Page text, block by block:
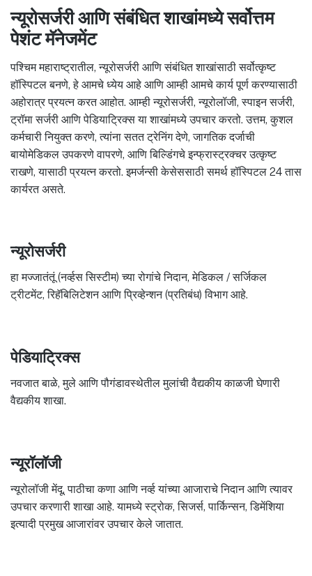
न्यूरोसर्जरी आणि संबंधित शाखांमध्ये सर्वोत्तम
पेशंट मॅनेजमेंट
पश्चिम महाराष्ट्रातील, न्यूरोसर्जरी आणि संबंधित शाखांसाठी सर्वोत्कृष्ट
हॉस्पिटल बनणे, हे आमचे ध्येय आहे आणि आम्ही आमचे कार्य पूर्ण करण्यासाठी
अहोरात्र प्रयत्न करत आहोत. आम्ही न्यूरोसर्जरी, न्यूरोलॉजी, स्पाइन सर्जरी,
ट्रॉमा सर्जरी आणि पेडियाट्रिक्स या शाखांमध्ये उपचार करतो. उत्तम, कुशल
कर्मचारी नियुक्त करणे, त्यांना सतत ट्रेनिंग देणे, जागतिक दर्जाची
बायोमेडिकल उपकरणे वापरणे, आणि बिल्डिंगचे इन्फ्रास्ट्रक्चर उत्कृष्ट
राखणे, यासाठी प्रयत्न करतो. इमर्जन्सी केसेससाठी समर्थ हॉस्पिटल 24 तास
कार्यरत असते.
न्यूरोसर्जरी
हा मज्जातंतूं (नर्व्हस सिस्टीम) च्या रोगांचे निदान, मेडिकल / सर्जिकल
ट्रीटमेंट, रिहॅबिलिटेशन आणि प्रिव्हेन्शन (प्रतिबंध) विभाग आहे.
पेडियाट्रिक्स
नवजात बाळे, मुले आणि पौगंडावस्थेतील मुलांची वैद्यकीय काळजी घेणारी
वैद्यकीय शाखा.
न्यूरॉलॉजी
न्यूरोलॉजी मेंदू, पाठीचा कणा आणि नर्व्ह यांच्या आजाराचे निदान आणि त्यावर
उपचार करणारी शाखा आहे. यामध्ये स्ट्रोक, सिजर्स, पार्किन्सन, डिमेंशिया
इत्यादी प्रमुख आजारांवर उपचार केले जातात.